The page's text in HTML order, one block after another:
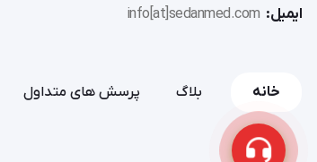
ایمیل: info[at]sedanmed.com
خانه بلاگ پرسش های متداول